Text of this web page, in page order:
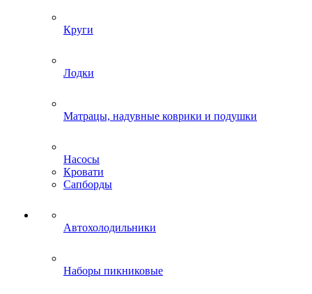
Круги
Лодки
Матрацы, надувные коврики и подушки
Насосы
Кровати
Сапборды
Автохолодильники
Наборы пикниковые